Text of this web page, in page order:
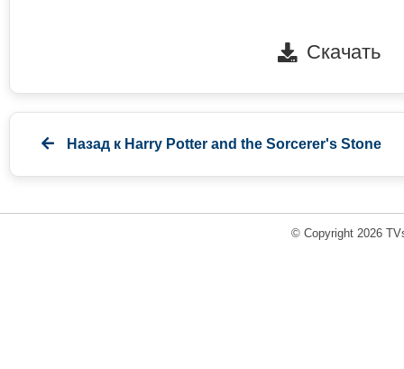
Скачать
Назад к Harry Potter and the Sorcerer's Stone
© Copyright 2026